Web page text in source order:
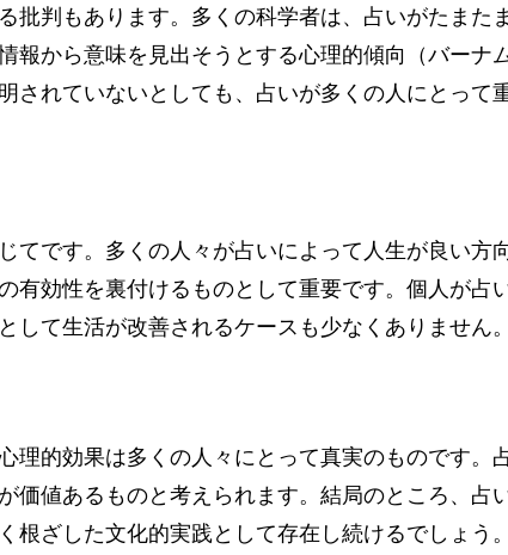
判もあります。多くの科学者は、占いがたまた
報から意味を見出そうとする心理的傾向（バーナ
されていないとしても、占いが多くの人にとって
てです。多くの人々が占いによって人生が良い方
有効性を裏付けるものとして重要です。個人が占
て生活が改善されるケースも少なくありません。
理的効果は多くの人々にとって真実のものです。
値あるものと考えられます。結局のところ、占
ざした文化的実践として存在し続けるでしょう。